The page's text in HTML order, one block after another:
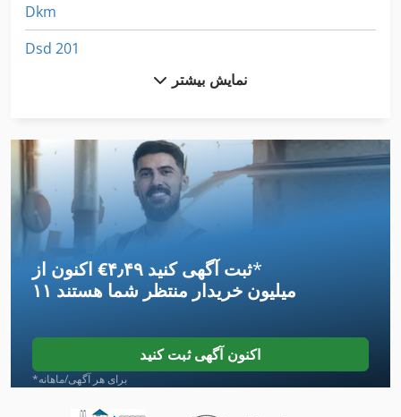
Dkm
Dsd 201
International 1460
International 1480
International 1486
International 1586
International 2674
International 433
International 434
نمایش بیشتر
اکنون از ‎€۴٫۴۹ ثبت آگهی کنید*
۱۱ میلیون خریدار منتظر شما هستند
اکنون آگهی ثبت کنید
*برای هر آگهی/ماهانه